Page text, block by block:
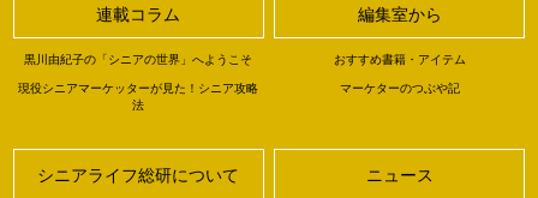
連載コラム
黒川由紀子の「シニアの世界」へようこそ
現役シニアマーケッターが見た！シニア攻略
法
編集室から
おすすめ書籍・アイテム
マーケターのつぶや記
シニアライフ総研について ニュース